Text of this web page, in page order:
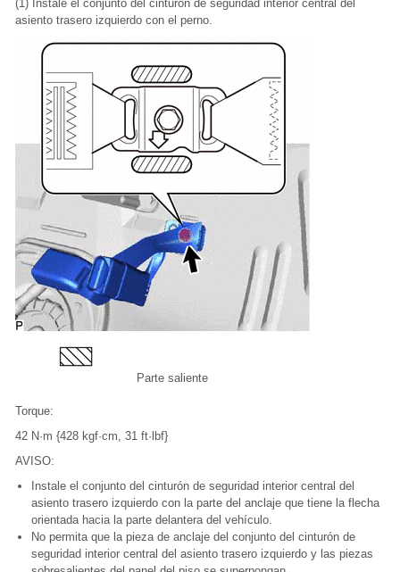
(1) Instale el conjunto del cinturón de seguridad interior central del
asiento trasero izquierdo con el perno.
Parte saliente
Torque:
42 N·m {428 kgf·cm, 31 ft·lbf}
AVISO:
Instale el conjunto del cinturón de seguridad interior central del
asiento trasero izquierdo con la parte del anclaje que tiene la flecha
orientada hacia la parte delantera del vehículo.
No permita que la pieza de anclaje del conjunto del cinturón de
seguridad interior central del asiento trasero izquierdo y las piezas